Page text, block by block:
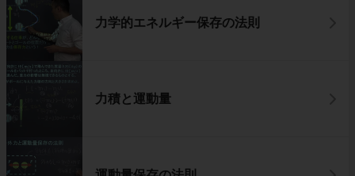
力学的エネルギー保存の法則
力積と運動量